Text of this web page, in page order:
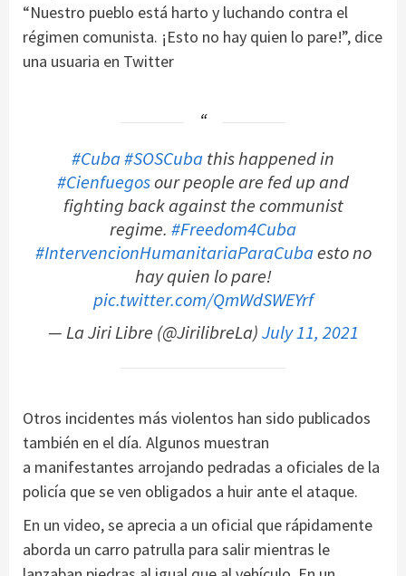
“Nuestro pueblo está harto y luchando contra el
régimen comunista. ¡Esto no hay quien lo pare!”, dice
una usuaria en Twitter
#Cuba#SOSCuba this happened in
#Cienfuegosour people are fed up and
fighting back against the communist
regime. #Freedom4Cuba
#IntervencionHumanitariaParaCubaesto no
hay quien lo pare!
pic.twitter.com/QmWdSWEYrf
— La Jiri Libre (@JirilibreLa)July 11, 2021
Otros incidentes más violentos han sido publicados
también en el día. Algunos muestran
a manifestantes arrojando pedradas a oficiales de la
policía que se ven obligados a huir ante el ataque.
En un video, se aprecia a un oficial que rápidamente
aborda un carro patrulla para salir mientras le